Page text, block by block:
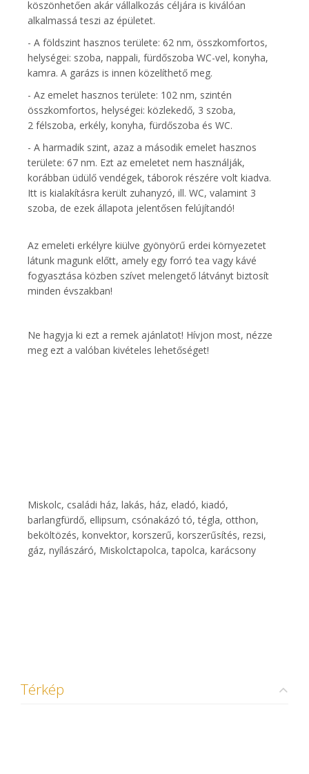
köszönhetően akár vállalkozás céljára is kiválóan
alkalmassá teszi az épületet.
- A földszint hasznos területe: 62 nm, összkomfortos,
helységei: szoba, nappali, fürdőszoba WC-vel, konyha,
kamra. A garázs is innen közelíthető meg.
- Az emelet hasznos területe: 102 nm, szintén
összkomfortos, helységei: közlekedő, 3 szoba,
2 félszoba, erkély, konyha, fürdőszoba és WC.
- A harmadik szint, azaz a második emelet hasznos
területe: 67 nm. Ezt az emeletet nem használják,
korábban üdülő vendégek, táborok részére volt kiadva.
Itt is kialakításra került zuhanyzó, ill. WC, valamint 3
szoba, de ezek állapota jelentősen felújítandó!
Az emeleti erkélyre kiülve gyönyörű erdei környezetet
látunk magunk előtt, amely egy forró tea vagy kávé
fogyasztása közben szívet melengető látványt biztosít
minden évszakban!
Ne hagyja ki ezt a remek ajánlatot! Hívjon most, nézze
meg ezt a valóban kivételes lehetőséget!
Miskolc, családi ház, lakás, ház, eladó, kiadó,
barlangfürdő, ellipsum, csónakázó tó, tégla, otthon,
beköltözés, konvektor, korszerű, korszerűsítés, rezsi,
gáz, nyílászáró, Miskolctapolca, tapolca, karácsony
Térkép